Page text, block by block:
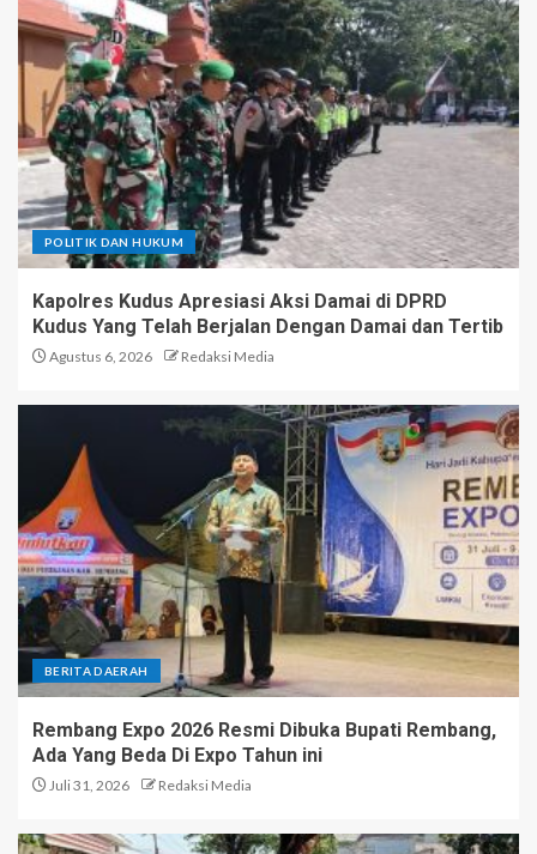
POLITIK DAN HUKUM
Kapolres Kudus Apresiasi Aksi Damai di DPRD
Kudus Yang Telah Berjalan Dengan Damai dan Tertib
Agustus 6, 2026 Redaksi Media
BERITA DAERAH
Rembang Expo 2026 Resmi Dibuka Bupati Rembang,
Ada Yang Beda Di Expo Tahun ini
Juli 31, 2026 Redaksi Media